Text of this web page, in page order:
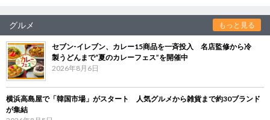
グルメ もっと見る
セブン‐イレブン、カレー15商品を一斉投入 名店監修から冷
製うどんまで“夏のカレーフェス”を開催中
2026年8月6日
横浜高島屋で「韓国市場」がスタート 人気グルメから雑貨まで約30ブランド
が集結